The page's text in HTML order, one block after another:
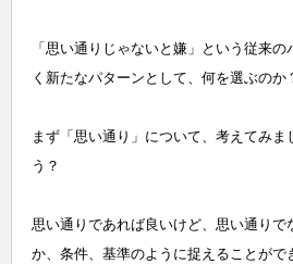
「思い通りじゃないと嫌」という従来
く新たなパターンとして、何を選ぶのか
まず「思い通り」について、考えてみ
う？
思い通りであれば良いけど、思い通りで
か、条件、基準のように捉えることがで